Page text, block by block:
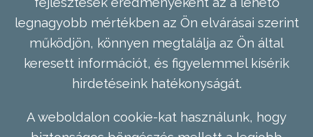
legnagyobb mértékben az Ön elvárásai szerint
működjön, könnyen megtalálja az Ön által
keresett információt, és figyelemmel kísérik
hirdetéseink hatékonyságát.
A weboldalon cookie-kat használunk, hogy